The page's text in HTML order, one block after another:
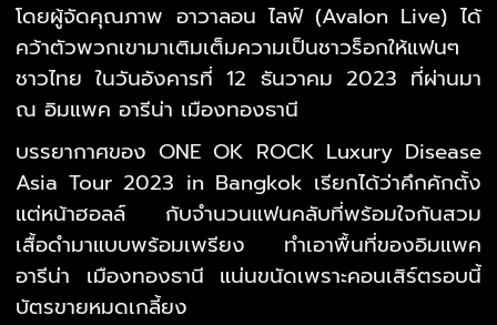
โดยผู้จัดคุณภาพ อาวาลอน ไลฟ์ (Avalon Live) ได้
คว้าตัวพวกเขามาเติมเต็มความเป็นชาวร็อกให้แฟนๆ
ชาวไทย ในวันอังคารที่ 12 ธันวาคม 2023 ที่ผ่านมา
ณ อิมแพค อารีน่า เมืองทองธานี
บรรยากาศของ ONE OK ROCK Luxury Disease
Asia Tour 2023 in Bangkok เรียกได้ว่าคึกคักตั้ง
แต่หน้าฮอลล์ กับจำนวนแฟนคลับที่พร้อมใจกันสวม
เสื้อดำมาแบบพร้อมเพรียง ทำเอาพื้นที่ของอิมแพค
อารีน่า เมืองทองธานี แน่นขนัดเพราะคอนเสิร์ตรอบนี้
บัตรขายหมดเกลี้ยง